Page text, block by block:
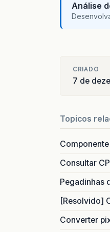
Análise
CRIADO
7 de
Topicos
Consultar
Pegadinhas
[Resolvido]
Converter